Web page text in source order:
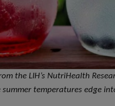
the LIH’s NutriHealth
temperatures edge